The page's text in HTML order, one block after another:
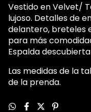
Vestido en Velvet/
lujoso. Detalles de
delantero, breteles
para más
Espalda
Las medidas de la
de la prenda.